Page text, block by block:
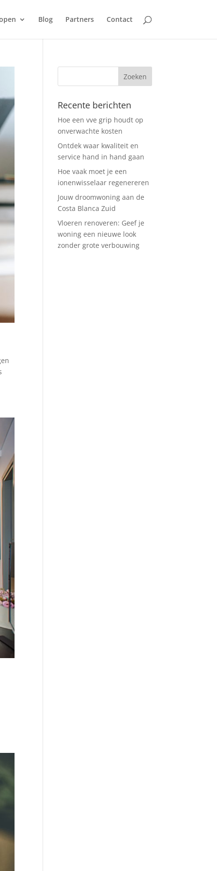
Blog Partners Contact
Recente berichten
Hoe een vve grip houdt op
onverwachte kosten
Ontdek waar kwaliteit en
service hand in hand gaan
Hoe vaak moet je een
ionenwisselaar regenereren
Jouw droomwoning aan de
Costa Blanca Zuid
Vloeren renoveren: Geef je
woning een nieuwe look
zonder grote verbouwing